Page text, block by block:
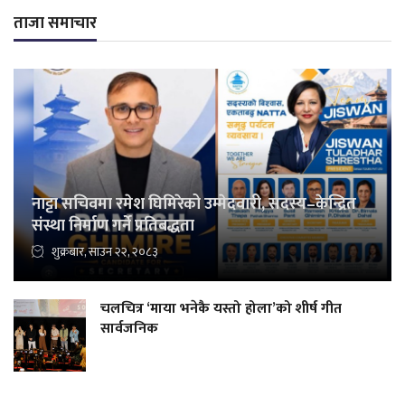
ताजा समाचार
नाट्टा सचिवमा रमेश घिमिरेको उम्मेदवारी, सदस्य–केन्द्रित
संस्था निर्माण गर्ने प्रतिबद्धता
शुक्रबार, साउन २२, २०८३
चलचित्र ‘माया भनेकै यस्तो होला’को शीर्ष गीत
सार्वजनिक